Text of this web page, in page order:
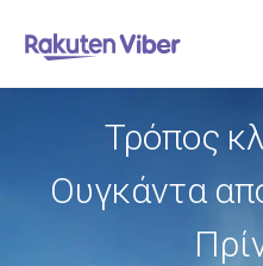
Τρόπος
Ουγκάντα